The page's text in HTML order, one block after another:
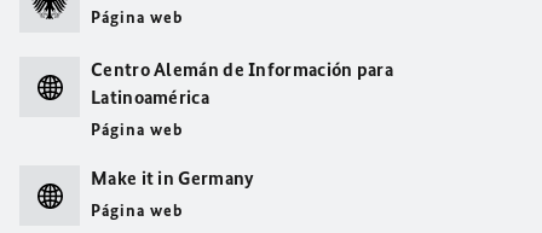
Página web
Centro Alemán de Información para
Latinoamérica
Página web
Make it in Germany
Página web